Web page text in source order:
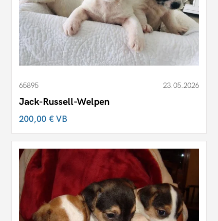
65895 23.05.2026
Jack-Russell-Welpen
200,00 €VB